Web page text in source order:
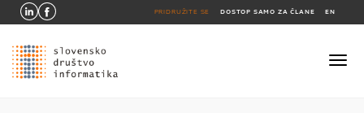
PRIDRUŽITE SE DOSTOP SAMO ZA ČLANE EN